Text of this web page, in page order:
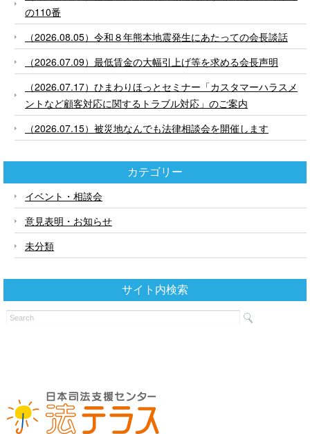
の110番
（2026.08.05）令和８年熊本地震発生にあたっての会長談話
（2026.07.09）最低賃金の大幅引上げ等を求める会長声明
（2026.07.17）ひまわりほっとセミナー「カスタマーハラスメ
ントなど顧客対応に関するトラブル対応」のご案内
（2026.07.15）被災地なんでも法律相談会を開催します
カテゴリー
イベント・相談会
意見表明・お知らせ
未分類
サイト内検索